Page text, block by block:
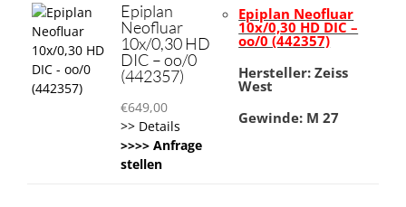
Epiplan
Neofluar
10x/0,30 HD
DIC – oo/0
(442357)
€649,00
>> Details
>>>> Anfrage
stellen
Epiplan Neofluar
10x/0,30 HD DIC –
oo/0 (442357)
Hersteller: Zeiss
West
Gewinde: M 27